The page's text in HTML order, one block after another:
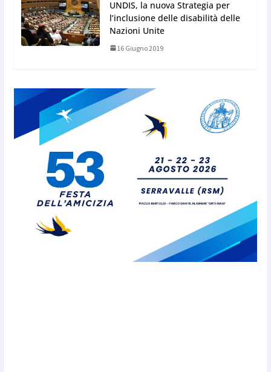
UNDIS, la nuova Strategia per
l’inclusione delle disabilità delle
Nazioni Unite
16 Giugno 2019